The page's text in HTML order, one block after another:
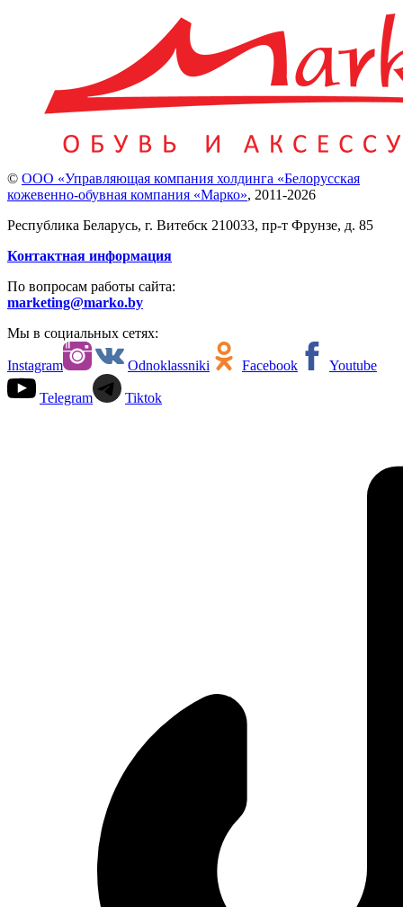
© ООО «Управляющая компания холдинга «Белорусская
кожевенно-обувная компания «Марко», 2011-2026
Республика Беларусь, г. Витебск 210033, пр-т Фрунзе, д. 85
Контактная информация
По вопросам работы сайта:
marketing@marko.by
Мы в социальных сетях:
Instagram Odnoklassniki Facebook Youtube
Telegram Tiktok